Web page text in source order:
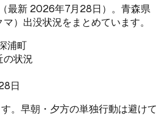
最新 2026年7月28日）。青森県
）出没状況をまとめています。
浦町
の状況
日
。早朝・夕方の単独行動は避けて